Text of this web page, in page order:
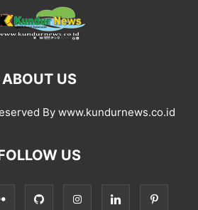
ABOUT US
By www.kundurnews.co.id
US